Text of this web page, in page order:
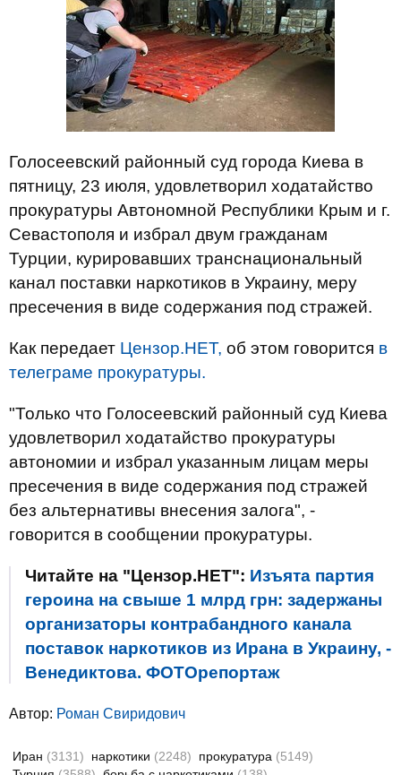
Голосеевский районный суд города Киева в
пятницу, 23 июля, удовлетворил ходатайство
прокуратуры Автономной Республики Крым и г.
Севастополя и избрал двум гражданам
Турции, курировавших транснациональный
канал поставки наркотиков в Украину, меру
пресечения в виде содержания под стражей.
Как передает Цензор.НЕТ, об этом говорится в
телеграме прокуратуры.
"Только что Голосеевский районный суд Киева
удовлетворил ходатайство прокуратуры
автономии и избрал указанным лицам меры
пресечения в виде содержания под стражей
без альтернативы внесения залога", -
говорится в сообщении прокуратуры.
Читайте на "Цензор.НЕТ": Изъята партия
героина на свыше 1 млрд грн: задержаны
организаторы контрабандного канала
поставок наркотиков из Ирана в Украину, -
Венедиктова. ФОТОрепортаж
Автор: Роман Свиридович
Иран (3131) наркотики (2248) прокуратура (5149)